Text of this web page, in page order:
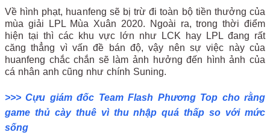
Về hình phạt, huanfeng sẽ bị trừ đi toàn bộ tiền thưởng của
mùa giải LPL Mùa Xuân 2020. Ngoài ra, trong thời điểm
hiện tại thì các khu vực lớn như LCK hay LPL đang rất
căng thẳng vì vấn đề bán độ, vậy nên sự việc này của
huanfeng chắc chắn sẽ làm ảnh hưởng đến hình ảnh của
cá nhân anh cũng như chính Suning.
>>> Cựu giám đốc Team Flash Phương Top cho rằng
game thủ cày thuê vì thu nhập quá thấp so với mức
sống